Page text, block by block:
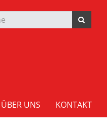
ÜBER UNS KONTAKT